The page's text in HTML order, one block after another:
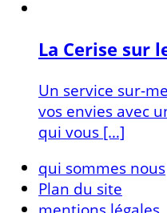
La Cerise sur
Un service sur-
vos envies avec
qui vous […]
qui sommes nous
Plan du site